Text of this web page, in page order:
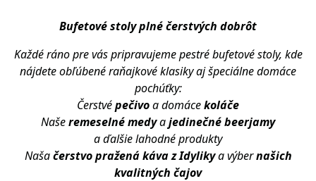
Bufetové stoly plné čerstvých dobrôt
Každé ráno pre vás pripravujeme pestré bufetové stoly, kde
nájdete obľúbené raňajkové klasiky aj špeciálne domáce
pochúťky:
Čerstvépečivoa domácekoláče
Našeremeselné medyajedinečné beerjamy
a ďalšie lahodné produkty
Našačerstvo pražená káva z Idylikya výbernašich
kvalitných čajov